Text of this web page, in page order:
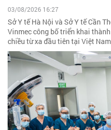
03/08/2026 16:27
Sở Y tế Hà Nội và Sở Y tế Cần
Vinmec công bố triển khai
chiều từ xa đầu tiên tại Việt